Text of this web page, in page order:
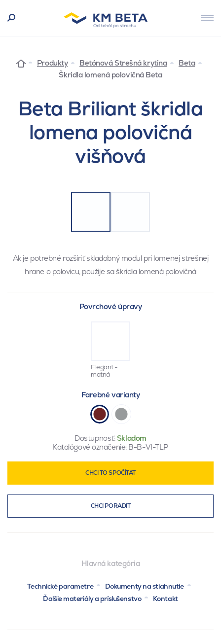
Produkty Betónová Strešná krytina
Beta
Škridla lomená polovičná Beta
Beta Briliant škridla
lomena polovičná
višňová
Ak je potrebné rozšíriť skladobný modul pri lomenej strešnej
hrane o polovicu, použije sa škridla lomená polovičná
Povrchové úpravy
Elegant -
matná
Farebné varianty
Dostupnosť:Skladom
Katalógové označenie: B-B-VI-TLP
CHCI TO SPOČÍTAT
CHCI PORADIT
Hlavná kategória
Technické parametre
Dokumenty na stiahnutie
Ďalšie materiály a príslušenstvo
Kontakt